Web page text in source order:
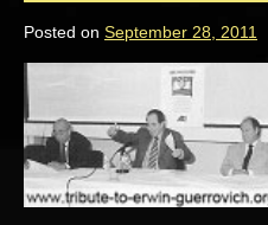
Posted on September 28, 2011